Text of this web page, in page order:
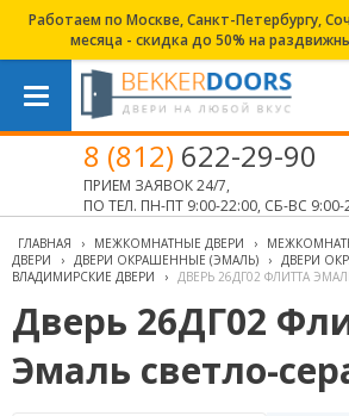
Работаем по Москве, Санкт-Петербургу,
месяца - скидка до 50% на
8 (812) 622-29-90
ПРИЕМ ЗАЯВОК 24/7,
ПО ТЕЛ. ПН-ПТ 9:00-22:00, СБ-ВС 9:00-
ГЛАВНАЯ › МЕЖКОМНАТНЫЕ ДВЕРИ ›
ДВЕРИ
› ДВЕРИ ОКРАШЕННЫЕ (ЭМАЛЬ) › ДВЕРИ
ВЛАДИМИРСКИЕ ДВЕРИ
› ДВЕРЬ 26ДГ02 ФЛИТТА
Дверь 26ДГ02
Эмаль светло-